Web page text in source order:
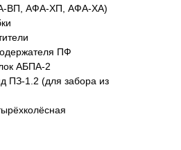
ВП, АФА-ХП, АФА-ХА)
ПФ
АБПА-2
ПЗ-1.2 (для забора из